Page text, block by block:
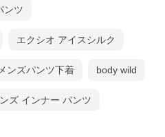
ンツ
エクシオ アイスシルク
ンズパンツ下着 body wild
ズ インナー パンツ